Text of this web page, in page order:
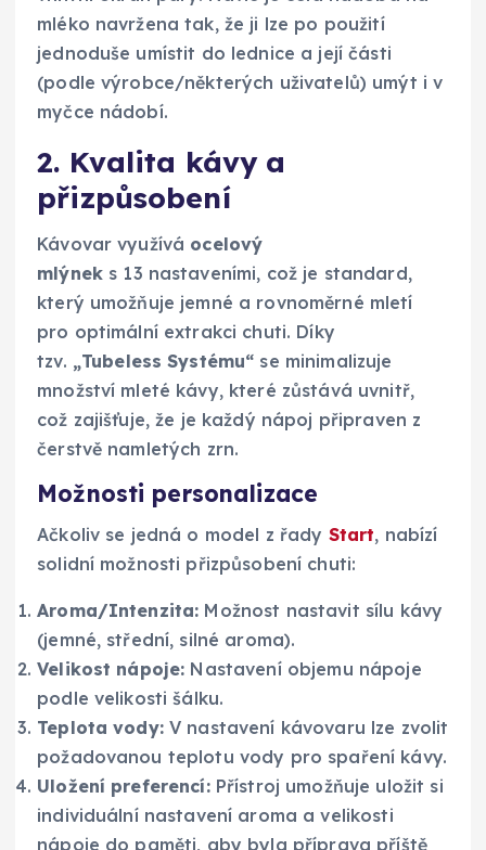
mléko navržena tak, že ji lze po použití
jednoduše umístit do lednice a její části
(podle výrobce/některých uživatelů) umýt i v
myčce nádobí.
2. Kvalita kávy a
přizpůsobení
Kávovar využívá ocelový
mlýneks 13 nastaveními, což je standard,
který umožňuje jemné a rovnoměrné mletí
pro optimální extrakci chuti. Díky
tzv. „Tubeless Systému“ se minimalizuje
množství mleté kávy, které zůstává uvnitř,
což zajišťuje, že je každý nápoj připraven z
čerstvě namletých zrn.
Možnosti personalizace
Ačkoliv se jedná o model z řady Start, nabízí
solidní možnosti přizpůsobení chuti:
Aroma/Intenzita: Možnost nastavit sílu kávy
(jemné, střední, silné aroma).
Velikost nápoje: Nastavení objemu nápoje
podle velikosti šálku.
Teplota vody:V nastavení kávovaru lze zvolit
požadovanou teplotu vody pro spaření kávy.
Uložení preferencí:Přístroj umožňuje uložit si
individuální nastavení aroma a velikosti
nápoje do paměti, aby byla příprava příště